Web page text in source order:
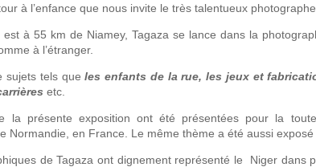
à l’enfance que nous invite le très talentueux
à 55 km de Niamey, Tagaza se lance dans la
à l’étranger.
sujets tels queles enfants de la rue, les jeux et
etc.
la présente exposition ont été présentées pour la
Normandie, en France. Le même thème a été aussi
de Tagaza ont dignement représenté le Niger dans